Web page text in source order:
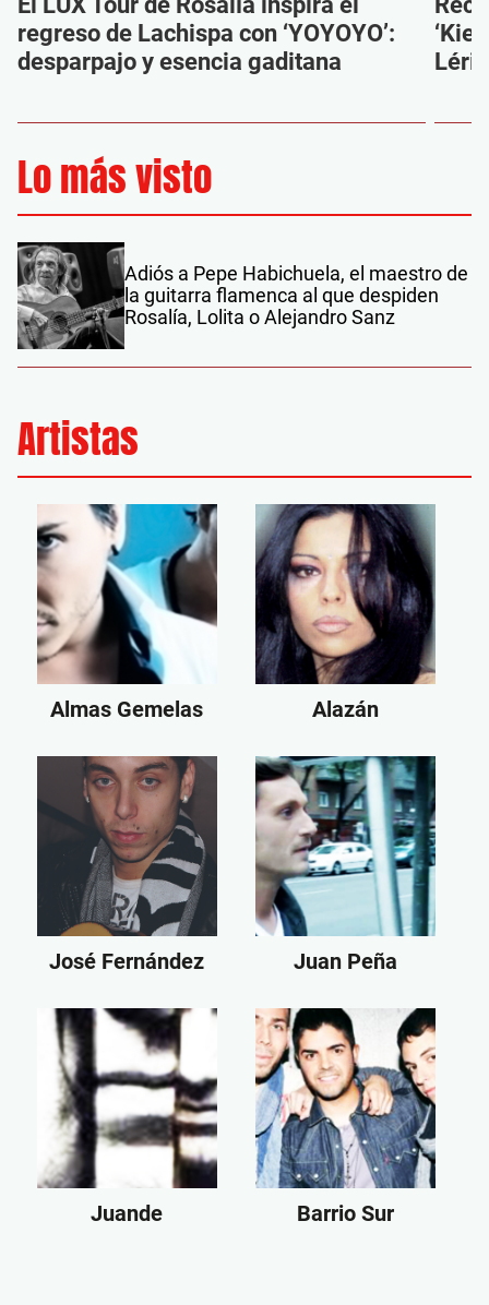
regreso de Lachispa con ‘YOYOYO’:
desparpajo y esencia gaditana
Lo más visto
Adiós a Pepe Habichuela, el maestro de
la guitarra flamenca al que despiden
Rosalía, Lolita o Alejandro Sanz
Artistas
Almas Gemelas Alazán
José Fernández Juan Peña
Juande Barrio Sur